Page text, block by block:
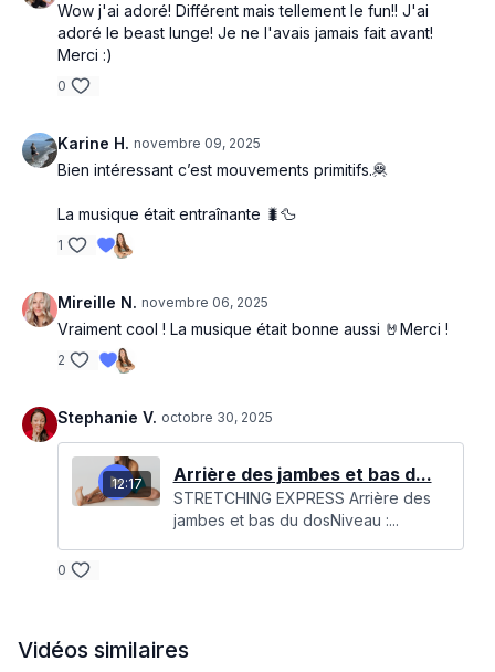
Wow j'ai adoré! Différent mais tellement le fun!! J'ai
adoré le beast lunge! Je ne l'avais jamais fait avant!
Merci :)
0
Karine H. novembre 09, 2025
Bien intéressant c’est mouvements primitifs.🦧
La musique était entraînante 🐛🦆
1
Mireille N. novembre 06, 2025
Vraiment cool ! La musique était bonne aussi 🤘Merci !
2
Stephanie V. octobre 30, 2025
12:17 Arrière des jambes et bas d...
STRETCHING EXPRESS Arrière des
jambes et bas du dosNiveau :...
0
Vidéos similaires